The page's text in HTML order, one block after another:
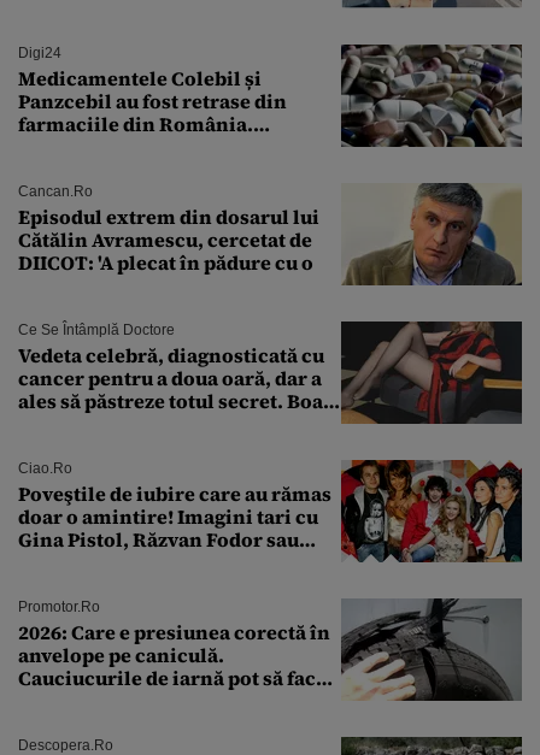
Digi24
Medicamentele Colebil și
Panzcebil au fost retrase din
farmaciile din România.
Cancan.ro
Episodul extrem din dosarul lui
Cătălin Avramescu, cercetat de
DIICOT: 'A plecat în pădure cu o
Ce Se Întâmplă Doctore
Vedeta celebră, diagnosticată cu
cancer pentru a doua oară, dar a
ales să păstreze totul secret. Boala
Ciao.ro
Poveştile de iubire care au rămas
doar o amintire! Imagini tari cu
Gina Pistol, Răzvan Fodor sau
Promotor.ro
2026: Care e presiunea corectă în
anvelope pe caniculă.
Cauciucurile de iarnă pot să facă
Descopera.ro